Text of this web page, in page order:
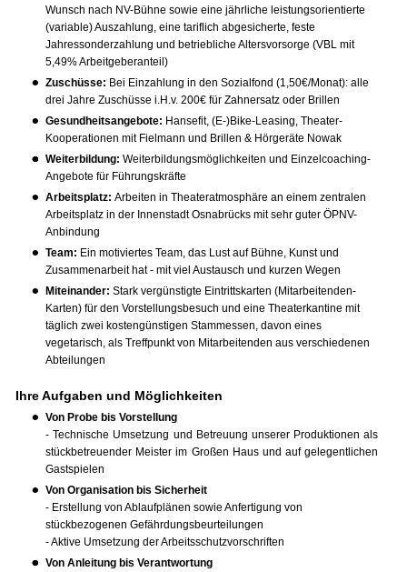
Wunsch nach NV-Bühne sowie eine jährliche leistungsorientierte
(variable) Auszahlung, eine tariflich abgesicherte, feste
Jahressonderzahlung und betriebliche Altersvorsorge (VBL mit
5,49% Arbeitgeberanteil)
Zuschüsse: Bei Einzahlung in den Sozialfond (1,50€/Monat): alle
drei Jahre Zuschüsse i.H.v. 200€ für Zahnersatz oder Brillen
Gesundheitsangebote: Hansefit, (E-)Bike-Leasing, Theater-
Kooperationen mit Fielmann und Brillen & Hörgeräte Nowak
Weiterbildung:Weiterbildungsmöglichkeiten und Einzelcoaching-
Angebote für Führungskräfte
Arbeitsplatz:Arbeiten in Theateratmosphäre an einem zentralen
Arbeitsplatz in der Innenstadt Osnabrücks mit sehr guter ÖPNV-
Anbindung
Team: Ein motiviertes Team, das Lust auf Bühne, Kunst und
Zusammenarbeit hat - mit viel Austausch und kurzen Wegen
Miteinander:Stark vergünstigte Eintrittskarten (Mitarbeitenden-
Karten) für den Vorstellungsbesuch und eine Theaterkantine mit
täglich zwei kostengünstigen Stammessen, davon eines
vegetarisch, als Treffpunkt von Mitarbeitenden aus verschiedenen
Abteilungen
Ihre Aufgaben und Möglichkeiten
Von Probe bis Vorstellung
- Technische Umsetzung und Betreuung unserer Produktionen als
stückbetreuender Meister im Großen Haus und auf gelegentlichen
Gastspielen
Von Organisation bis Sicherheit
- Erstellung von Ablaufplänen sowie Anfertigung von
stückbezogenen Gefährdungsbeurteilungen
- Aktive Umsetzung der Arbeitsschutzvorschriften
Von Anleitung bis Verantwortung